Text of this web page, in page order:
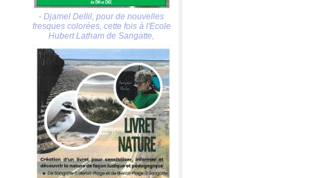
- Djamel Dellil, pour de nouvelles
fresques colorées, cette fois à l'Ecole
Hubert Latham de Sangatte,